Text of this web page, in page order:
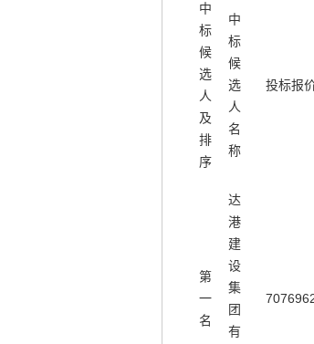
中
标
候
选
人
及
排
序
中
标
候
选
人
名
称
投标报
第
一
名
达
港
建
设
集
团
有